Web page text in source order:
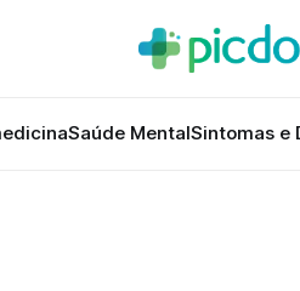
Saúde MentalSintomas e